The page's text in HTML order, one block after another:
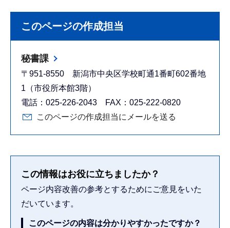
このページの作成担当
秘書課
〒951-8550 新潟市中央区学校町通1番町602番地
1（市役所本館3階）
電話：025-226-2043 FAX：025-222-0820
このページの作成担当にメールを送る
この情報はお役に立ちましたか？
ページ内容改善の参考とするためにご意見をいた
だいています。
このページの内容は分かりやすかったですか？